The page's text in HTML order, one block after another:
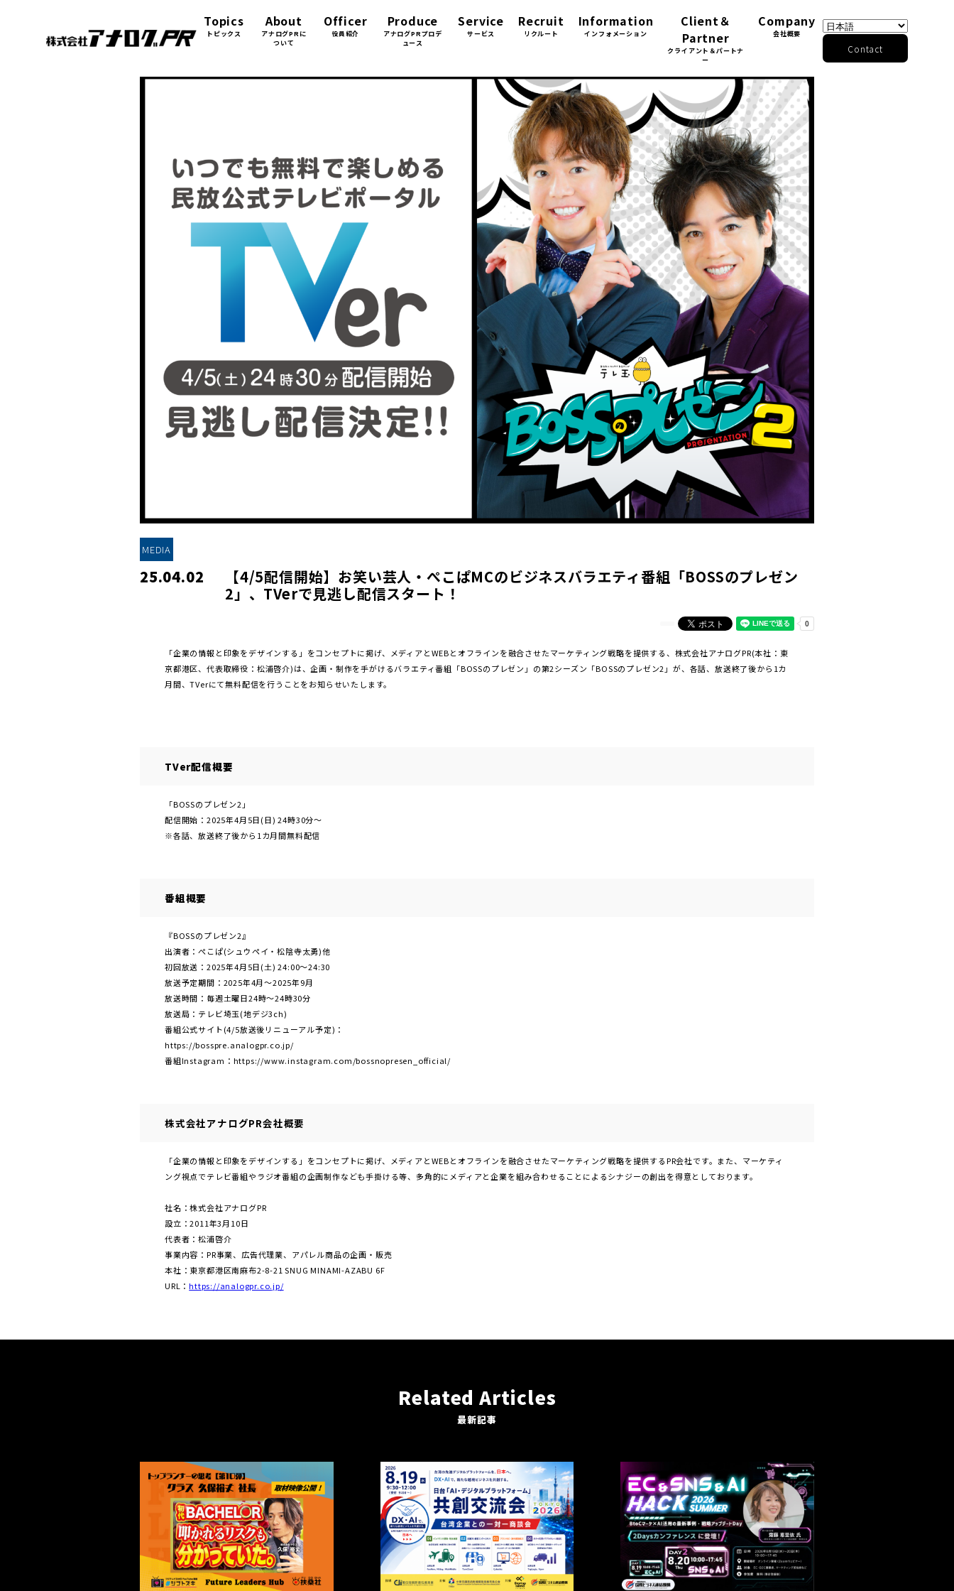
Topics
トピックス
About
アナログPRに
ついて
Officer
役員紹介
Produce
アナログPRプロデ
ュース
Service
サービス
Recruit
リクルート
Information
インフォメーション
Client＆
Partner
クライアント＆パートナ
ー
Company
会社概要
Contact
MEDIA
25.04.02
【4/5配信開始】お笑い芸人・ぺこぱMCのビジネスバラエティ番組「BOSSのプレゼン
2」、TVerで見逃し配信スタート！
「企業の情報と印象をデザインする」をコンセプトに掲げ、メディアとWEBとオフラインを融合させたマーケティング戦略を提供する、株式会社アナログPR(本社：東
京都港区、代表取締役：松浦啓介)は、企画・制作を手がけるバラエティ番組「BOSSのプレゼン」の第2シーズン「BOSSのプレゼン2」が、各話、放送終了後から1カ
月間、TVerにて無料配信を行うことをお知らせいたします。
TVer配信概要
「BOSSのプレゼン2」
配信開始：2025年4月5日(日) 24時30分～
※各話、放送終了後から1カ月間無料配信
番組概要
『BOSSのプレゼン2』
出演者：ぺこぱ(シュウペイ・松陰寺太勇)他
初回放送：2025年4月5日(土) 24:00～24:30
放送予定期間：2025年4月～2025年9月
放送時間：毎週土曜日24時～24時30分
放送局：テレビ埼玉(地デジ3ch)
番組公式サイト(4/5放送後リニューアル予定)：
https://bosspre.analogpr.co.jp/
番組Instagram：https://www.instagram.com/bossnopresen_official/
株式会社アナログPR会社概要
「企業の情報と印象をデザインする」をコンセプトに掲げ、メディアとWEBとオフラインを融合させたマーケティング戦略を提供するPR会社です。また、マーケティ
ング視点でテレビ番組やラジオ番組の企画制作なども手掛ける等、多角的にメディアと企業を組み合わせることによるシナジーの創出を得意としております。
社名：株式会社アナログPR
設⽴：2011年3⽉10⽇
代表者：松浦啓介
事業内容：PR事業、広告代理業、アパレル商品の企画・販売
本社：東京都港区南麻布2-8-21 SNUG MINAMI-AZABU 6F
URL：https://analogpr.co.jp/
Related Articles
最新記事